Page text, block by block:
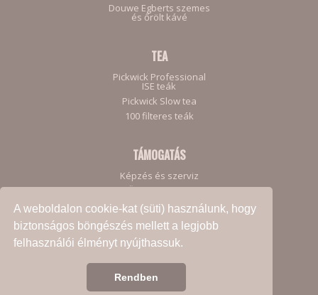
A weboldalon cookie-kat (süti) használunk, hogy
biztonságos böngészés mellett a legjobb
felhasználói élményt nyújthassuk.
Rendben
Douwe Egberts szemes
és őrölt kávé
TEA
Pickwick Professional
ISE teák
Pickwick Slow tea
100 filteres teák
TÁMOGATÁS
Képzés és szerviz
Ügyfeleinknek